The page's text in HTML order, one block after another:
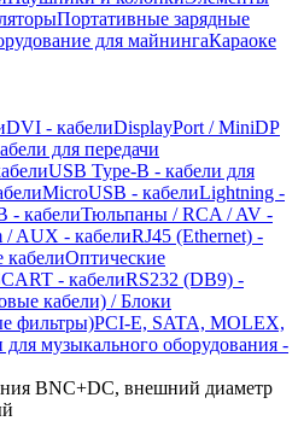
Портативные зарядные
для майнингаКараоке
DVI - кабелиDisplayPort / MiniDP
для передачи
USB Type-B - кабели для
MicroUSB - кабелиLightning -
- кабелиТюльпаны / RCA / AV -
/ AUX - кабелиRJ45 (Ethernet) -
кабелиОптические
- кабелиRS232 (DB9) -
кабели) / Блоки
фильтры)PCI-E, SATA, MOLEX,
для музыкального оборудования -
BNC+DC, внешний диаметр